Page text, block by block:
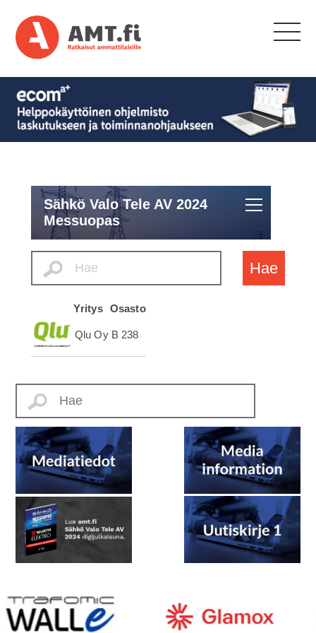
Sähkö Valo Tele AV 2024
Messuopas
Hae
Yritys Osasto
Qlu Oy B 238